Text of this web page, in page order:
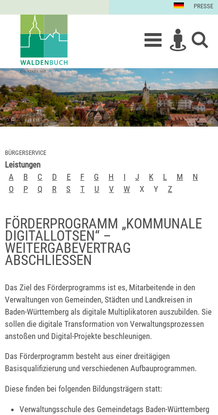
PRESSE
BÜRGERSERVICE
Leistungen
A
B C D E F G H I J K L M
N
O
P Q R S T U V W X Y Z
FÖRDERPROGRAMM „KOMMUNALE
DIGITALLOTSEN“ –
WEITERGABEVERTRAG
ABSCHLIESSEN
Das Ziel des Förderprogramms ist es, Mitarbeitende in den
Verwaltungen von Gemeinden, Städten und Landkreisen in
Baden-Württemberg als digitale Multiplikatoren auszubilden. Sie
sollen die digitale Transformation von Verwaltungsprozessen
anstoßen und Digital-Projekte beschleunigen.
Das Förderprogramm besteht aus einer dreitägigen
Basisqualifizierung und verschiedenen Aufbauprogrammen.
Diese finden bei folgenden Bildungsträgern statt:
Verwaltungsschule des Gemeindetags Baden-Württemberg